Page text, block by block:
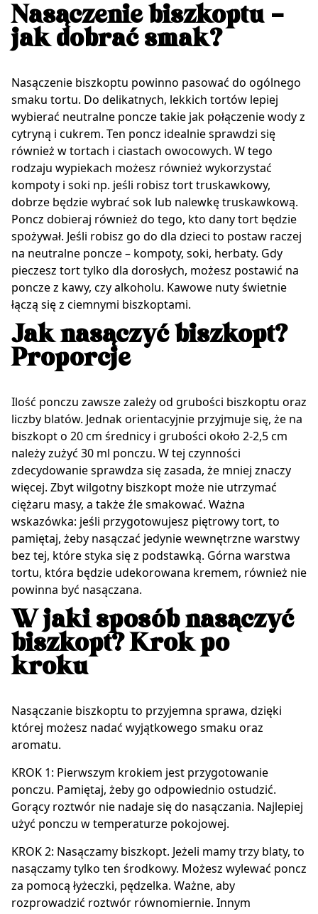
Nasączenie biszkoptu –
jak dobrać smak?
Nasączenie biszkoptu powinno pasować do ogólnego
smaku tortu. Do delikatnych, lekkich tortów lepiej
wybierać neutralne poncze takie jak połączenie wody z
cytryną i cukrem. Ten poncz idealnie sprawdzi się
również w tortach i ciastach owocowych. W tego
rodzaju wypiekach możesz również wykorzystać
kompoty i soki np. jeśli robisz tort truskawkowy,
dobrze będzie wybrać sok lub nalewkę truskawkową.
Poncz dobieraj również do tego, kto dany tort będzie
spożywał. Jeśli robisz go do dla dzieci to postaw raczej
na neutralne poncze – kompoty, soki, herbaty. Gdy
pieczesz tort tylko dla dorosłych, możesz postawić na
poncze z kawy, czy alkoholu. Kawowe nuty świetnie
łączą się z ciemnymi biszkoptami.
Jak nasączyć biszkopt?
Proporcje
Ilość ponczu zawsze zależy od grubości biszkoptu oraz
liczby blatów. Jednak orientacyjnie przyjmuje się, że na
biszkopt o 20 cm średnicy i grubości około 2-2,5 cm
należy zużyć 30 ml ponczu. W tej czynności
zdecydowanie sprawdza się zasada, że mniej znaczy
więcej. Zbyt wilgotny biszkopt może nie utrzymać
ciężaru masy, a także źle smakować. Ważna
wskazówka: jeśli przygotowujesz piętrowy tort, to
pamiętaj, żeby nasączać jedynie wewnętrzne warstwy
bez tej, które styka się z podstawką. Górna warstwa
tortu, która będzie udekorowana kremem, również nie
powinna być nasączana.
W jaki sposób nasączyć
biszkopt? Krok po
kroku
Nasączanie biszkoptu to przyjemna sprawa, dzięki
której możesz nadać wyjątkowego smaku oraz
aromatu.
KROK 1: Pierwszym krokiem jest przygotowanie
ponczu. Pamiętaj, żeby go odpowiednio ostudzić.
Gorący roztwór nie nadaje się do nasączania. Najlepiej
użyć ponczu w temperaturze pokojowej.
KROK 2: Nasączamy biszkopt. Jeżeli mamy trzy blaty, to
nasączamy tylko ten środkowy. Możesz wylewać poncz
za pomocą łyżeczki, pędzelka. Ważne, aby
rozprowadzić roztwór równomiernie. Innym